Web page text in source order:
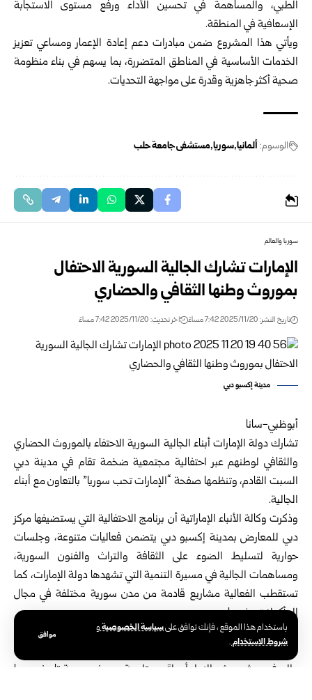
باستخدام هذا الموقع ، فإنك توافق علىسياسة الخصوصيةو
شروط الاستخدام.
موافق
الطبي، والمساهمة في تحسين الأداء ورفع مستوى الاستجابة
الإسعافية في المنطقة.
ويأتي هذا المشروع ضمن مبادرات دعم إعادة الإعمار ومساعي تعزيز
الخدمات الأساسية في المناطق المتضررة، بما يسهم في بناء منظومة
صحية أكثر جاهزية وقدرة على مواجهة التحديات.
الوسوم: ألمانيا سوريا مستشفى جامعة حلب
سوريا والعالم
الإمارات تشارك الجالية السورية الاحتفال
بموروث وطنها الثقافي والحضاري
تاريخ النشر: 2025/11/20 7:42 مساءً اخر تحديث: 2025/11/20 7:42 مساءً
مدينة إكسبو دبي
أبوظبي-سانا
تشارك دولة الإمارات أبناء الجالية السورية الاحتفاء بالموروث الحضاري
والثقافي لوطنهم عبر احتفالية مجتمعية ضخمة تقام في مدينة دبي
السبت القادم، وتنظمها صفحة “الإمارات تحب سوريا” بالتعاون مع أبناء
الجالية.
وذكرت وكالة الأنباء الإماراتية أن برنامج الاحتفالية التي يستضيفها مركز
دبي للمعارض بمدينة إكسبو دبي يتضمن فعاليات متنوعة، وجلسات
حوارية لتسليط الضوء على الثقافة والتراث والفنون السورية،
ومساهمات الجالية في مسيرة التنمية التي تشهدها دولة الإمارات، كما
تستقطب الفعالية مشاريع قادمة من مدن سورية مختلفة في مجال
المأكولات وغيرها.
كما تتضمن الاحتفالية فقرة تكريمية لنماذج بارزة من أصحاب الإنجازات
من أبناء الجالية السورية، وبرنامجاً ثريّاً يجمع بين الترفيه والثقافة
والحرف حيث يعيش الزوار أجواءً مستلهمة من خصوصية تاريخ سوريا